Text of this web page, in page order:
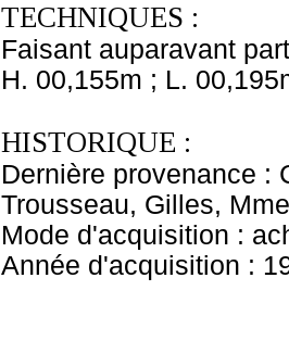
TECHNIQUES :
Faisant auparavant
H. 00,155m ; L.
HISTORIQUE :
Dernière provenance :
Trousseau, Gilles,
Mode d'acquisition :
Année d'acquisition :